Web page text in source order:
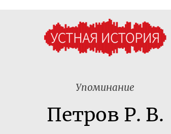
Упоминание
Петров Р. В.